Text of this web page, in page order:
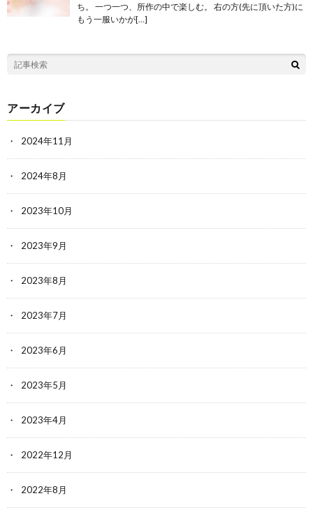
ち。 一つ一つ、所作の中で楽しむ。 右の方(先に頂いた方)に
もう一服いかが[…]
アーカイブ
2024年11月
2024年8月
2023年10月
2023年9月
2023年8月
2023年7月
2023年6月
2023年5月
2023年4月
2022年12月
2022年8月